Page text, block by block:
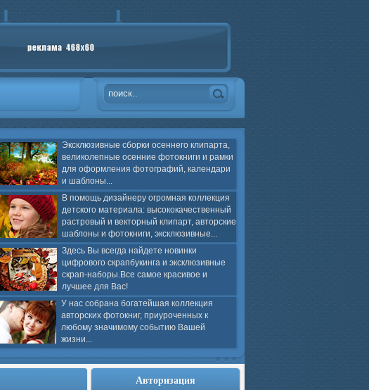
Эксклюзивные сборки осеннего клипарта,
великолепные осенние фотокниги и рамки
для оформления фотографий, календари
и шаблоны...
В помощь дизайнеру огромная коллекция
детского материала: высококачественный
растровый и векторный клипарт, авторские
шаблоны и фотокниги, эксклюзивные...
Здесь Вы всегда найдете новинки
цифрового скрапбукинга и эксклюзивные
скрап-наборы.Все самое красивое и
лучшее для Вас!
У нас собрана богатейшая коллекция
авторских фотокниг, приуроченных к
любому значимому событию Вашей
жизни...
Авторизация